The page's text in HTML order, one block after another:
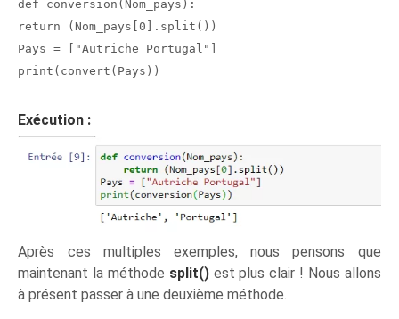
def conversion(Nom_pays):
return (Nom_pays[0].split())
Pays = ["Autriche Portugal"]
print(convert(Pays))
Exécution :
Après ces multiples exemples, nous pensons que
maintenant la méthode split()est plus clair ! Nous allons
à présent passer à une deuxième méthode.